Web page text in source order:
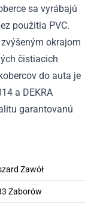
sa vyrábajú
použitia PVC.
okrajom
čistiacich
do auta je
a DEKRA
garantovanú
Zawół
Zaborów